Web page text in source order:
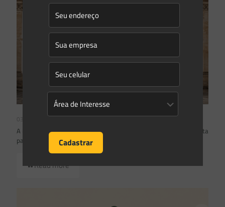
03/08/2026
A inclusão de imóvel em inventário de patrimônio cultural não basta
para impor restrições ao direito de propriedade:
Read more